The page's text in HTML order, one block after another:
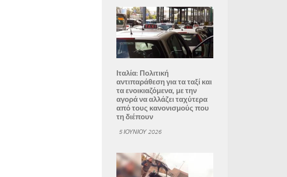
Ιταλία: Πολιτική
αντιπαράθεση για τα ταξί και
τα ενοικιαζόμενα, με την
αγορά να αλλάζει ταχύτερα
από τους κανονισμούς που
τη διέπουν
5 ΙΟΥΝΊΟΥ 2026